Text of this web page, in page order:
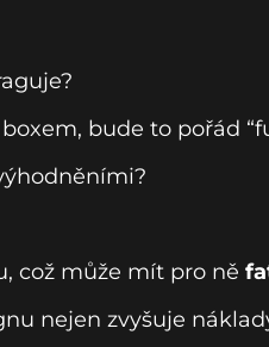
bude to pořád
což může mít pro ně
nejen zvyšuje